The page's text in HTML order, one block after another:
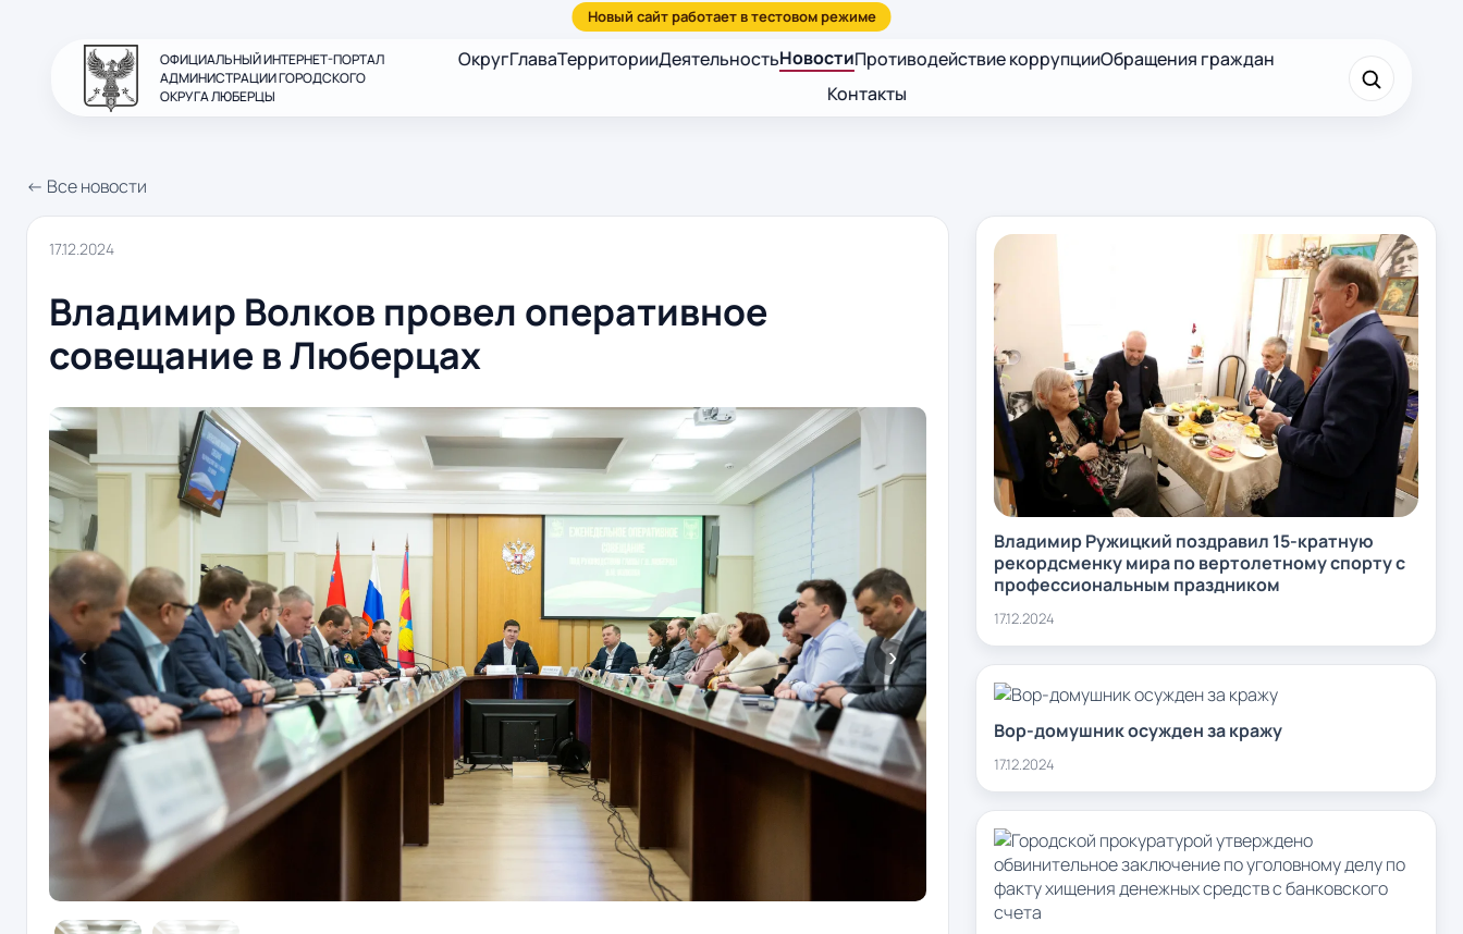
ОФИЦИАЛЬНЫЙ ИНТЕРНЕТ-ПОРТАЛ
АДМИНИСТРАЦИИ ГОРОДСКОГО
ОКРУГА ЛЮБЕРЦЫ
ОкругГлаваТерриторииДеятельностьНовостиПротиводействие коррупцииОбращения граждан
Контакты
← Все новости
17.12.2024
Владимир Волков провел оперативное
совещание в Люберцах
Владимир Ружицкий поздравил 15-кратную
рекордсменку мира по вертолетному спорту с
профессиональным праздником
17.12.2024
Вор-домушник осужден за кражу
17.12.2024